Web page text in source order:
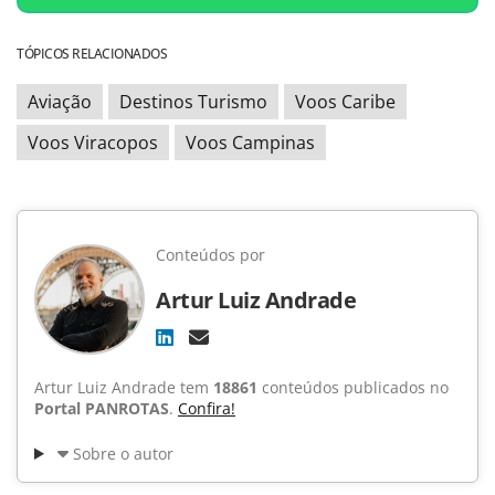
TÓPICOS RELACIONADOS
Aviação Destinos Turismo
Voos Caribe
Voos Viracopos
Voos Campinas
Conteúdos por
Artur Luiz Andrade
Artur Luiz Andrade tem 18861 conteúdos publicados no
Portal PANROTAS. Confira!
Sobre o autor